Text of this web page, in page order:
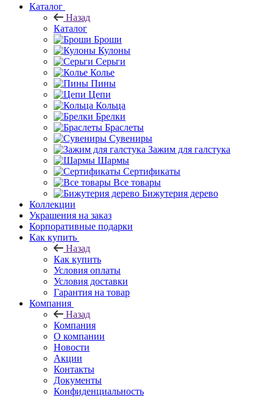
Каталог
Назад
Каталог
Броши
Кулоны
Серьги
Колье
Пины
Цепи
Кольца
Брелки
Браслеты
Сувениры
Зажим для галстука
Шармы
Сертификаты
Все товары
Бижутерия дерево
Коллекции
Украшения на заказ
Корпоративные подарки
Как купить
Назад
Как купить
Условия оплаты
Условия доставки
Гарантия на товар
Компания
Назад
Компания
О компании
Новости
Акции
Контакты
Документы
Конфиденциальность